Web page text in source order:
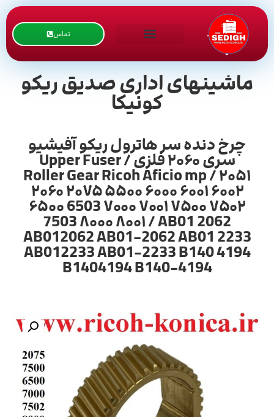
تماس
ماشینهای اداری صدیق ریکو
کونیکا
چرخ دنده سر هاترول ریکو آفیشیو
سری ۲۰۶۰ فلزی / Upper Fuser
Roller Gear Ricoh Aficio mp / ۲۰۵۱
۲۰۶۰ ۲۰۷۵ ۵۵۰۰ ۶۰۰۰ ۶۰۰۱ ۶۰۰۲
۶۵۰۰ 6503 ۷۰۰۰ ۷۰۰۱ ۷۵۰۰ ۷۵۰۲
7503 ۸۰۰۰ ۸۰۰۱ / AB01 2062
AB012062 AB01-2062 AB01 2233
AB012233 AB01-2233 B140 4194
B1404194 B140-4194